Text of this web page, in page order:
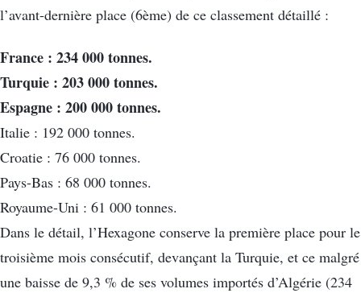
l’avant-dernière place (6ème) de ce classement détaillé :
France : 234 000 tonnes.
Turquie : 203 000 tonnes.
Espagne : 200 000 tonnes.
Italie : 192 000 tonnes.
Croatie : 76 000 tonnes.
Pays-Bas : 68 000 tonnes.
Royaume-Uni : 61 000 tonnes.
Dans le détail, l’Hexagone conserve la première place pour le
troisième mois consécutif, devançant la Turquie, et ce malgré
une baisse de 9,3 % de ses volumes importés d’Algérie (234